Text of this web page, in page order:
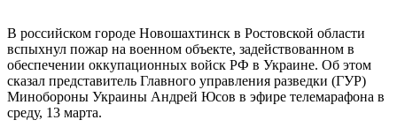
В российском городе Новошахтинск в Ростовской области
вспыхнул пожар на военном объекте, задействованном в
обеспечении оккупационных войск РФ в Украине. Об этом
сказал представитель Главного управления разведки (ГУР)
Минобороны Украины Андрей Юсов в эфире телемарафона в
среду, 13 марта.